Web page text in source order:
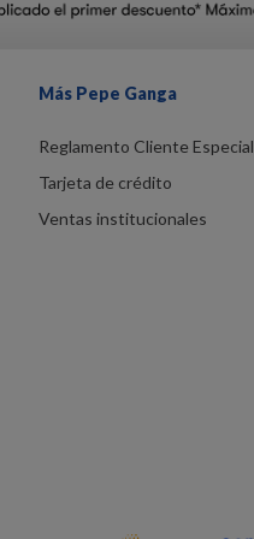
Más Pepe Ganga
Reglamento Cliente Especial
Tarjeta de crédito
Ventas institucionales